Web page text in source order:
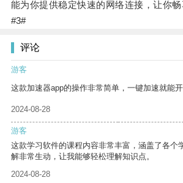
能为你提供稳定快速的网络连接，让你畅
#3#
评论
游客
这款加速器app的操作非常简单，一键加速就能开
2024-08-28
游客
这款学习软件的课程内容非常丰富，涵盖了各个
解非常生动，让我能够轻松理解知识点。
2024-08-28